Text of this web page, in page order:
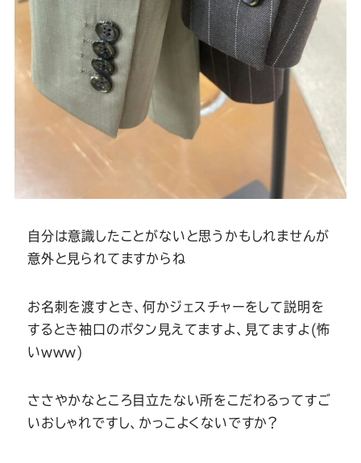
自分は意識したことがないと思うかもしれませんが
意外と見られてますからね
お名刺を渡すとき、何かジェスチャーをして説明を
するとき袖口のボタン見えてますよ、見てますよ(怖
いwww)
ささやかなところ目立たない所をこだわるってすご
いおしゃれですし、かっこよくないですか？